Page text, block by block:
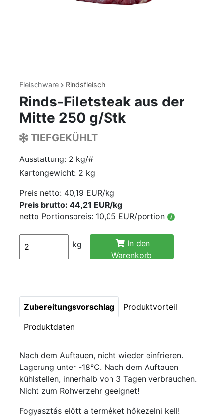
Fleischware Rindsfleisch
Rinds-Filetsteak aus der
Mitte 250 g/Stk
TIEFGEKÜHLT
Ausstattung: 2 kg/#
Kartongewicht: 2 kg
Preis netto: 40,19 EUR/kg
Preis brutto: 44,21 EUR/kg
netto Portionspreis: 10,05 EUR/portion
i
kg
In den
Warenkorb
Zubereitungsvorschlag Produktvorteil
Produktdaten
Nach dem Auftauen, nicht wieder einfrieren.
Lagerung unter -18°C. Nach dem Auftauen
kühlstellen, innerhalb von 3 Tagen verbrauchen.
Nicht zum Rohverzehr geeignet!
Fogyasztás előtt a terméket hőkezelni kell!